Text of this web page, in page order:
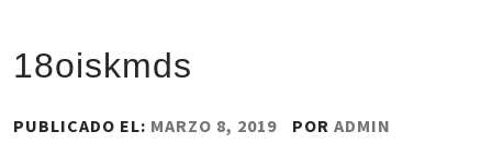
18oiskmds
PUBLICADO EL: MARZO 8, 2019 POR ADMIN